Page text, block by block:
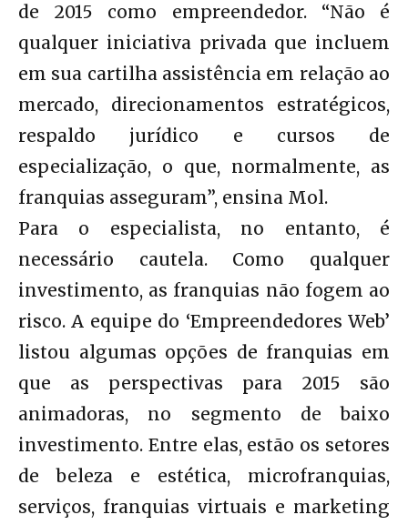
de 2015 como empreendedor. “Não é
qualquer iniciativa privada que incluem
em sua cartilha assistência em relação ao
mercado, direcionamentos estratégicos,
respaldo jurídico e cursos de
especialização, o que, normalmente, as
franquias asseguram”, ensina Mol.
Para o especialista, no entanto, é
necessário cautela. Como qualquer
investimento, as franquias não fogem ao
risco. A equipe do ‘Empreendedores Web’
listou algumas opções de franquias em
que as perspectivas para 2015 são
animadoras, no segmento de baixo
investimento. Entre elas, estão os setores
de beleza e estética, microfranquias,
serviços, franquias virtuais e marketing